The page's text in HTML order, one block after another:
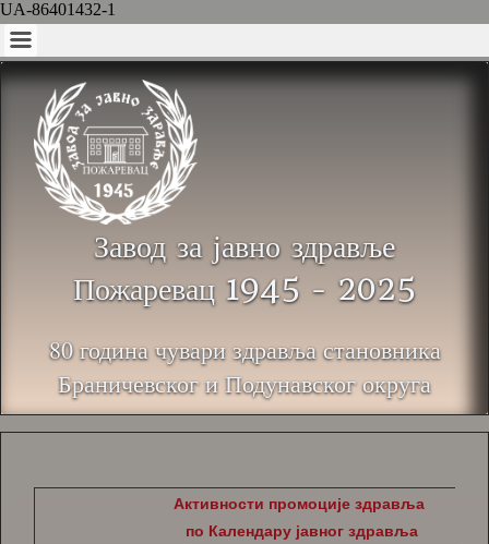
UA-86401432-1
Завод за јавно здравље
Пожаревац 1945 - 2025
80 година чувари здравља становника
Браничевског и Подунавског округа
Активности промоције здравља
по Календару јавног здравља